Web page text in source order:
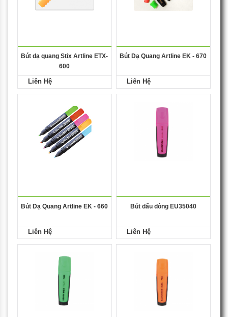
Bút dạ quang Stix Artline ETX-
600
Liên Hệ
Bút Dạ Quang Artline EK - 670
Liên Hệ
Bút Dạ Quang Artline EK - 660
Liên Hệ
Bút dấu dòng EU35040
Liên Hệ